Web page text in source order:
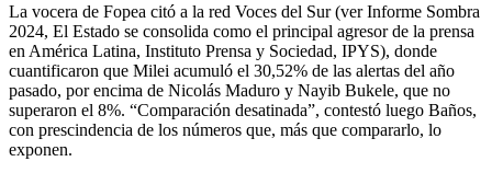
La vocera de Fopea citó a la red Voces del Sur (ver Informe Sombra
2024, El Estado se consolida como el principal agresor de la prensa
en América Latina, Instituto Prensa y Sociedad, IPYS), donde
cuantificaron que Milei acumuló el 30,52% de las alertas del año
pasado, por encima de Nicolás Maduro y Nayib Bukele, que no
superaron el 8%. “Comparación desatinada”, contestó luego Baños,
con prescindencia de los números que, más que compararlo, lo
exponen.